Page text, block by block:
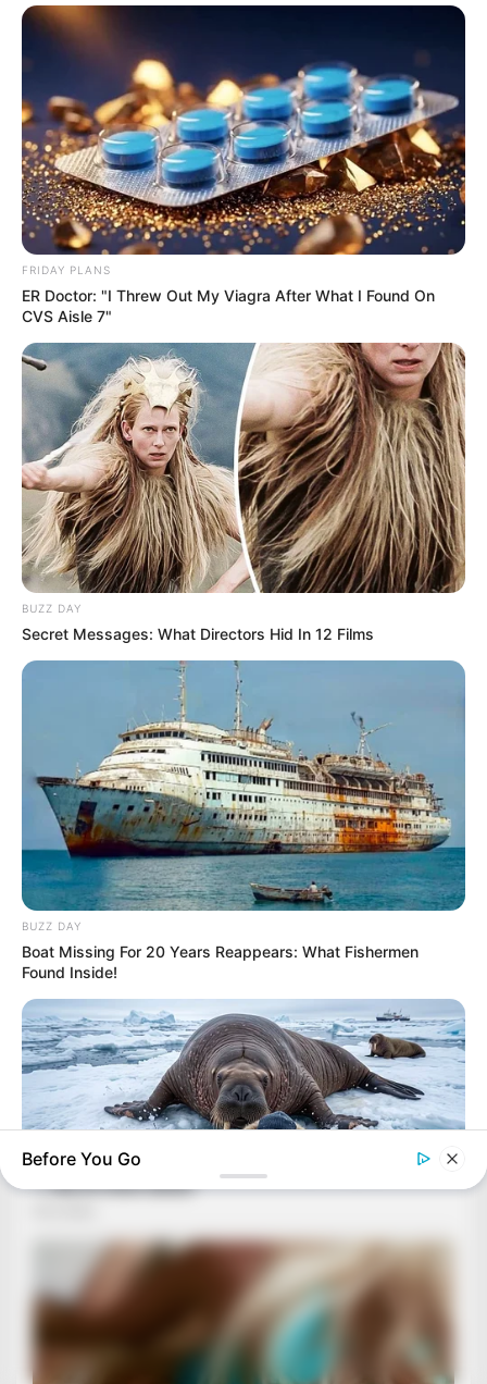
FRIDAY PLANS
ER Doctor: "I Threw Out My Viagra After What I Found On
CVS Aisle 7"
BUZZ DAY
Secret Messages: What Directors Hid In 12 Films
BUZZ DAY
Boat Missing For 20 Years Reappears: What Fishermen
Found Inside!
He Awaited Death, But What This Animal Did Left Him
Speechless!
Before You Go